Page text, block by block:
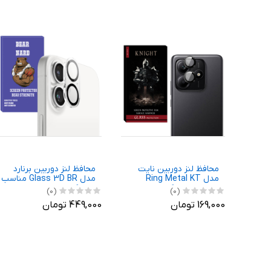
محافظ لنز دوربین نایت
مدل Ring Metal KT
مناسب برای گوشی موبایل
شیائومی Redmi Note 14
(0)
169,000 تومان
محافظ لنز دوربین برنارد
مدل Glass 3D BR مناسب
برای گوشی موبایل اپل
iPhone 16 / 16 Plus
(0)
449,000 تومان